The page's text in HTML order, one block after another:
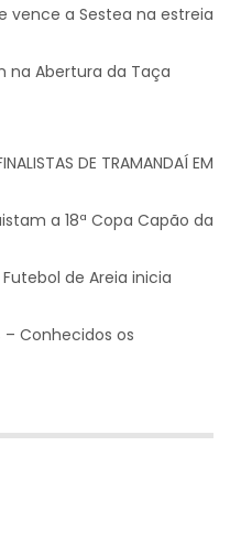
vence a Sestea na estreia
na Abertura da Taça
DE TRAMANDAÍ EM
a 18ª Copa Capão da
de Areia inicia
– Conhecidos os